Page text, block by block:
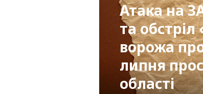
Атака на
та
ворожа
липня
області